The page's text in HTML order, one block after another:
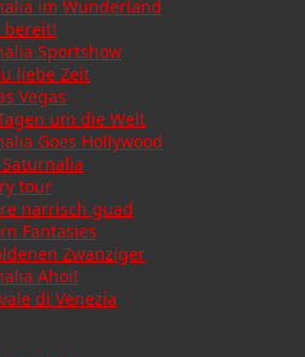
im Wunderland
bereit!
Sportshow
liebe Zeit
Vegas
um die Welt
Goes Hollywood
tour
narrisch guad
Fantasies
Zwanziger
Ahoi!
di Venezia